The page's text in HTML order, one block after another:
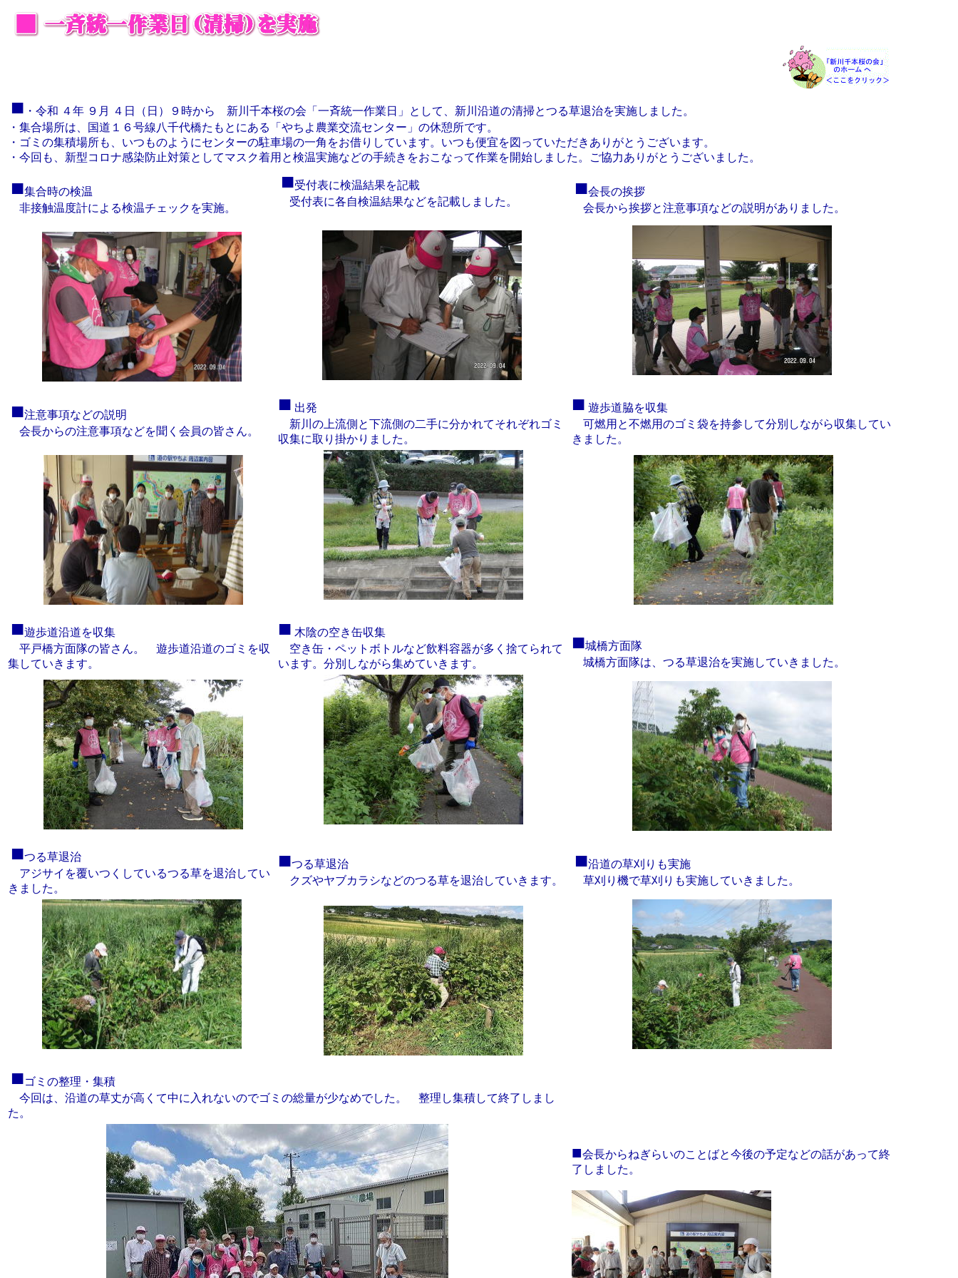
■ ・ 令和 ４年 ９月 ４日（日）９時から
新川千本桜の会「一斉統一作業日」として、新川沿道の清掃とつる草退治を実施しました。
・集合場所は、国道１６号線八千代橋たもとにある「やちよ農業交流センター」の休憩所です。
・ゴミの集積場所も、いつものようにセンターの駐車場の一角をお借りしています。いつも便宜を図っていただきありがとうございます。
・今回も、新型コロナ感染防止対策としてマスク着用と検温実施などの手続きをおこなって作業を開始しました。ご協力ありがとうございました。
■集合時の検温
非接触温度計による検温チェックを実施。
■受付表に検温結果を記載
受付表に各自検温結果などを記載しました。
■会長の挨拶
会長から挨拶と注意事項などの説明がありました。
■注意事項などの説明
会長からの注意事項などを聞く会員の皆さん。
■ 出発
新川の上流側と下流側の二手に分かれてそれぞれゴミ
収集に取り掛かりました。
■ 遊歩道脇を収集
可燃用と不燃用のゴミ袋を持参して分別しながら収集してい
きました。
■遊歩道沿道を収集
平戸橋方面隊の皆さん。 遊歩道沿道のゴミを収
集していきます。
■ 木陰の空き缶収集
空き缶・ペットボトルなど飲料容器が多く捨てられて
います。分別しながら集めていきます。
■城橋方面隊
城橋方面隊は、つる草退治を実施していきました。
■つる草退治
アジサイを覆いつくしているつる草を退治してい
きました。
■つる草退治
クズやヤブカラシなどのつる草を退治していきます。
■沿道の草刈りも実施
草刈り機で草刈りも実施していきました。
■ゴミの整理・集積
今回は、沿道の草丈が高くて中に入れないのでゴミの総量が少なめでした。 整理し集積して終了しまし
た。
■会長からねぎらいのことばと今後の予定などの話があって終
了しました。